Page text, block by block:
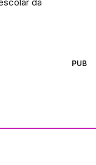
PUB